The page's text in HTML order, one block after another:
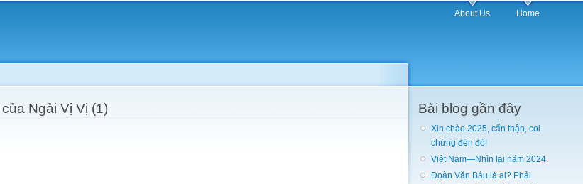
About Us Home
Ngải Vị Vị (1) Bài blog gần đây
Xin chào 2025, cẩn thận, coi
chừng đèn đỏ!
Việt Nam—Nhìn lại năm 2024.
Đoàn Văn Báu là ai? Phải